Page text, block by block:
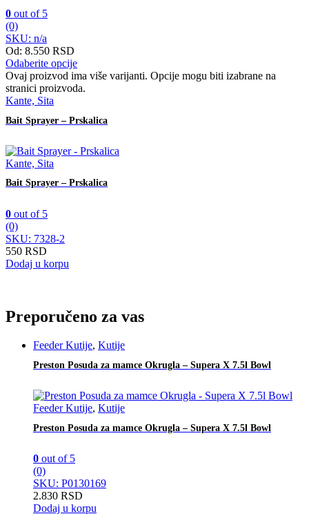
0 out of 5
(0)
SKU: n/a
Od: 8.550 RSD
Odaberite opcije
Ovaj proizvod ima više varijanti. Opcije mogu biti izabrane na
stranici proizvoda.
Kante, Sita
Bait Sprayer – Prskalica
Kante, Sita
Bait Sprayer – Prskalica
0 out of 5
(0)
SKU: 7328-2
550 RSD
Dodaj u korpu
Preporučeno za vas
Feeder Kutije, Kutije
Preston Posuda za mamce Okrugla – Supera X 7.5l Bowl
Feeder Kutije, Kutije
Preston Posuda za mamce Okrugla – Supera X 7.5l Bowl
0 out of 5
(0)
SKU: P0130169
2.830 RSD
Dodaj u korpu